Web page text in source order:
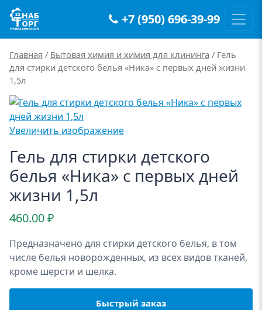
Main Navigation +7 (950) 696-39-99
Главная / Бытовая химия и химия для клининга / Гель
для стирки детского белья «Ника» с первых дней жизни
1,5л
Увеличить изображение
Гель для стирки детского
белья «Ника» с первых дней
жизни 1,5л
460.00₽
Предназначено для стирки детского белья, в том
числе белья новорожденных, из всех видов тканей,
кроме шерсти и шелка.
Быстрый заказ